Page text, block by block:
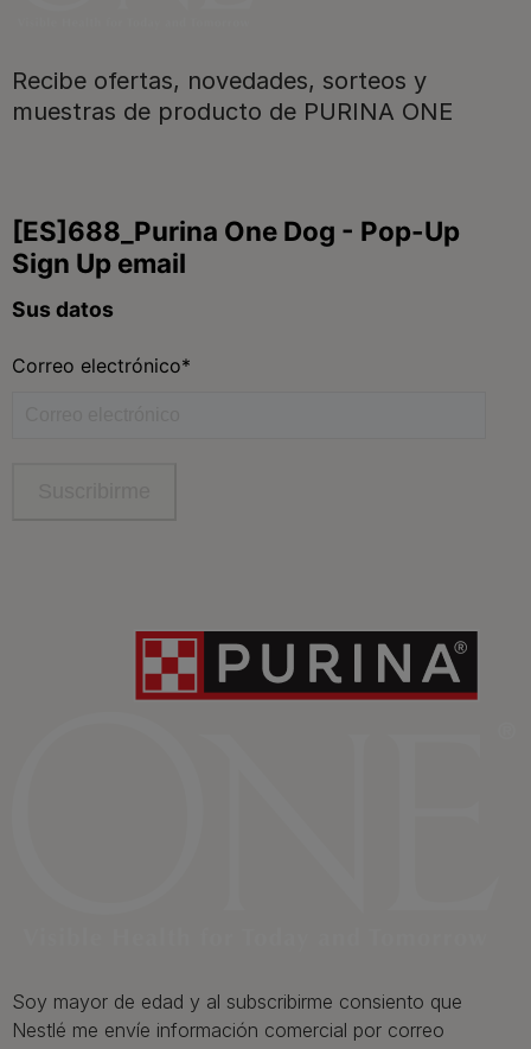
Recibe ofertas, novedades, sorteos y
muestras de producto de PURINA ONE
Soy mayor de edad y al subscribirme consiento que
Nestlé me envíe información comercial por correo
Purina
Para nuestros socios
Contacta con Purina